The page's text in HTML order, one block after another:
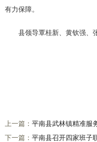
有力保障。
县领导覃桂新、黄钦强、
上一篇： 平南县武林镇精准服
下一篇： 平南县召开四家班子